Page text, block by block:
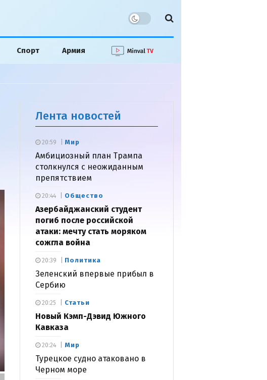
Спорт Армия
Лента новостей
Мир
Амбициозный план Трампа
столкнулся с неожиданным
препятствием
20:59
Общество
Азербайджанский студент
погиб после российской
атаки: мечту стать моряком
сожгла война
20:44
Политика
Зеленский впервые прибыл в
Сербию
20:39
Статьи
Новый Кэмп-Дэвид Южного
Кавказа
20:25
Мир
Турецкое судно атаковано в
Черном море
20:24